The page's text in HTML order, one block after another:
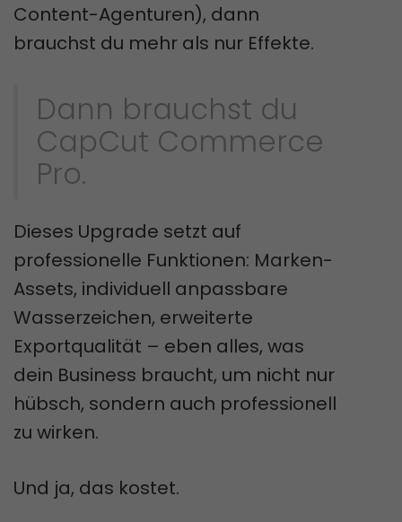
Content-Agenturen), dann
brauchst du mehr als nur Effekte.
Dann brauchst du
CapCut Commerce
Pro.
Dieses Upgrade setzt auf
professionelle Funktionen: Marken-
Assets, individuell anpassbare
Wasserzeichen, erweiterte
Exportqualität – eben alles, was
dein Business braucht, um nicht nur
hübsch, sondern auch professionell
zu wirken.
Und ja, das kostet.